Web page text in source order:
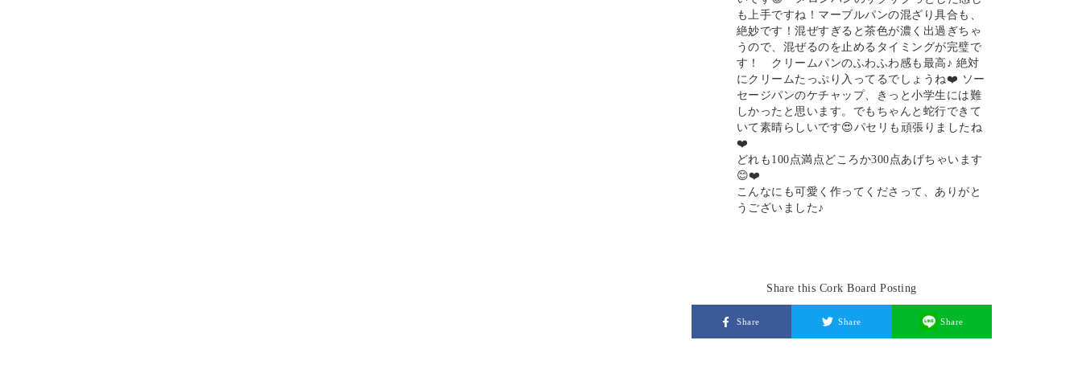
も上手ですね！マーブルパンの混ざり具合も、
絶妙です！混ぜすぎると茶色が濃く出過ぎちゃ
うので、混ぜるのを止めるタイミングが完璧で
す！ クリームパンのふわふわ感も最高♪ 絶対
にクリームたっぷり入ってるでしょうね❤️ ソー
セージパンのケチャップ、きっと小学生には難
しかったと思います。でもちゃんと蛇行できて
いて素晴らしいです😍パセリも頑張りましたね
❤️
どれも100点満点どころか300点あげちゃいます
😊❤️
こんなにも可愛く作ってくださって、ありがと
うございました♪
Share this Cork Board Posting
Share Share Share